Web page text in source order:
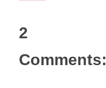
2
Comments: